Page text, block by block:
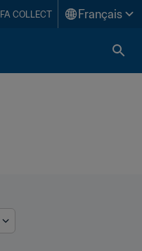
COLLECT Français